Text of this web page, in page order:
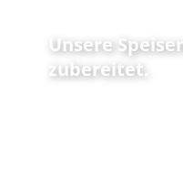
Unsere
zubereitet.